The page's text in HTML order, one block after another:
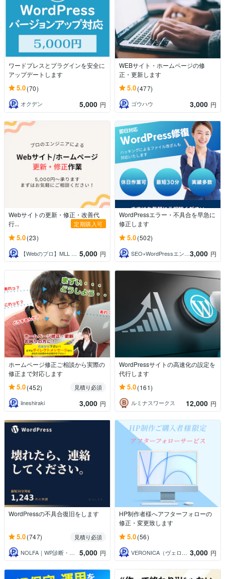
ワードプレスとプラグインを安全に
アップデートします
5.0(70)
オクデン 5,000 円
WEBサイト・ホームページの修
正・更新します
5.0(477)
ゴウハウ 3,000 円
Webサイトの更新・修正・改善代
行...
定期購入可
5.0(23)
【Webのプロ】MLL CREATION 5,000 円
WordPressエラー・不具合を早急に
修正します
5.0(502)
SEO×WordPressエンジニア瀬尾 3,000 円
ホームページ修正ご相談から実際の
修正まで対応します
5.0(452)
見積り必須
iineshiraki
3,000 円
WordPressサイトの高速化の設定を
代行します
5.0(161)
ルミナスワークス 12,000 円
WordPressの不具合復旧をします
5.0(747)
見積り必須
NOLFA｜WP診断・復旧・トラブル対応
5,000 円
HP制作者様へアフターフォローの
修正・変更致します
5.0(56)
VERONICA（ヴェロニカ） 3,000 円